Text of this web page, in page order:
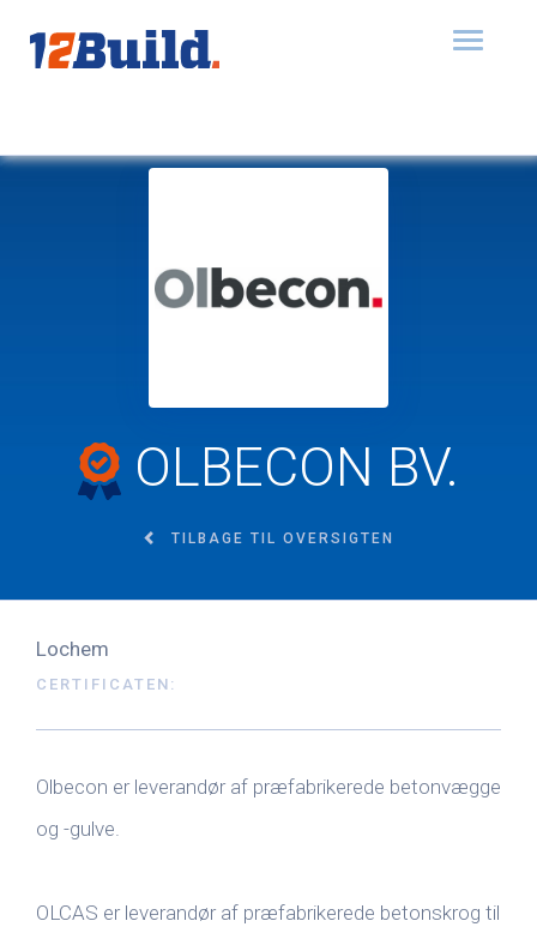
Toggle
TILBAGE TIL OVERSIGTEN
OLBECON BV.
Lochem
CERTIFICATEN:
Olbecon er leverandør af præfabrikerede betonvægge
og -gulve.
OLCAS er leverandør af præfabrikerede betonskrog til